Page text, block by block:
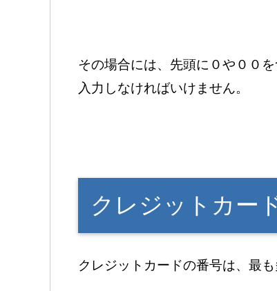
その場合には、先頭に０や００
入力しなければいけません。
クレジットカー
クレジットカードの番号は、最